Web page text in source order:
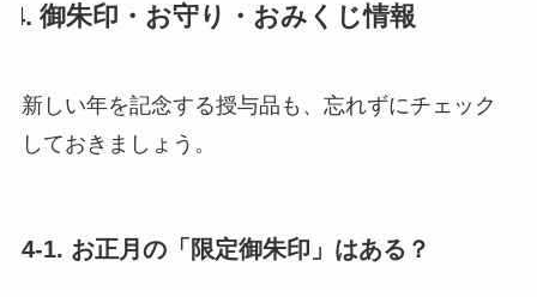
4. 御朱印・お守り・おみくじ情報
新しい年を記念する授与品も、忘れずにチェック
しておきましょう。
4-1. お正月の「限定御朱印」はある？